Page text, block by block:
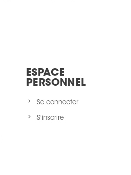
ESPACE
PERSONNEL
Se connecter
S'inscrire